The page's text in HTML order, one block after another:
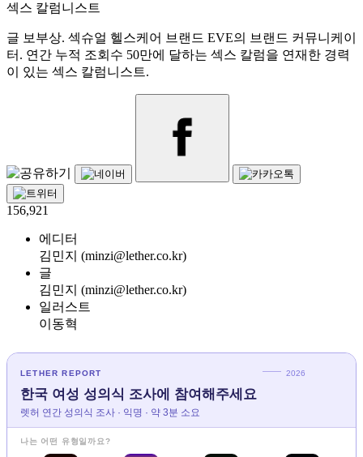
섹스 칼럼니스트
글 보부상. 섹슈얼 헬스케어 브랜드 EVE의 브랜드 커뮤니케이
터. 연간 누적 조회수 50만에 달하는 섹스 칼럼을 연재한 경력
이 있는 섹스 칼럼니스트.
156,921
에디터
김민지 (minzi@lether.co.kr)
글
김민지 (minzi@lether.co.kr)
일러스트
이동혁
LETHER REPORT 2026
한국 여성 성의식 조사에 참여해주세요
렛허 연간 성의식 조사 · 익명 · 약 3분 소요
나는 어떤 유형일까요?